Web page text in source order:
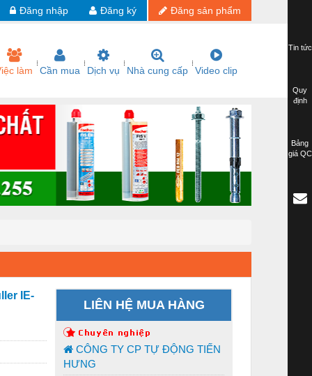
Đăng sản phẩm
Đăng ký
Đăng nhập
làm Cần mua Dịch vụ Nhà cung cấp Video clip
IE-
LIÊN HỆ MUA HÀNG
CÔNG TY CP TỰ ĐỘNG TIẾN
HƯNG
Tin tức
Quy
định
Bảng
giá QC